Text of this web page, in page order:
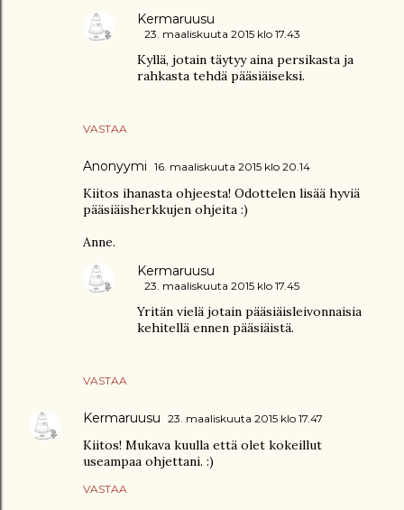
VASTAA
Kermaruusu
23. maaliskuuta 2015 klo 17.43
Kyllä, jotain täytyy aina persikasta ja
rahkasta tehdä pääsiäiseksi.
Anonyymi 16. maaliskuuta 2015 klo 20.14
Kiitos ihanasta ohjeesta! Odottelen lisää hyviä
pääsiäisherkkujen ohjeita :)
Anne.
VASTAA
Kermaruusu
23. maaliskuuta 2015 klo 17.45
Yritän vielä jotain pääsiäisleivonnaisia
kehitellä ennen pääsiäistä.
Kermaruusu 23. maaliskuuta 2015 klo 17.47
Kiitos! Mukava kuulla että olet kokeillut
useampaa ohjettani. :)
VASTAA